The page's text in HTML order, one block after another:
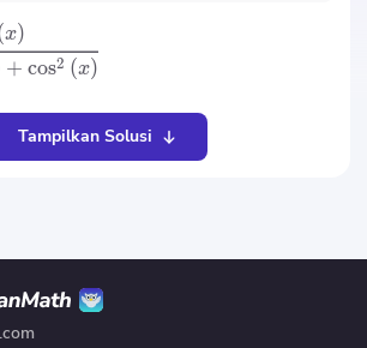
+ cos2 (x)
x)
Tampilkan Solusi